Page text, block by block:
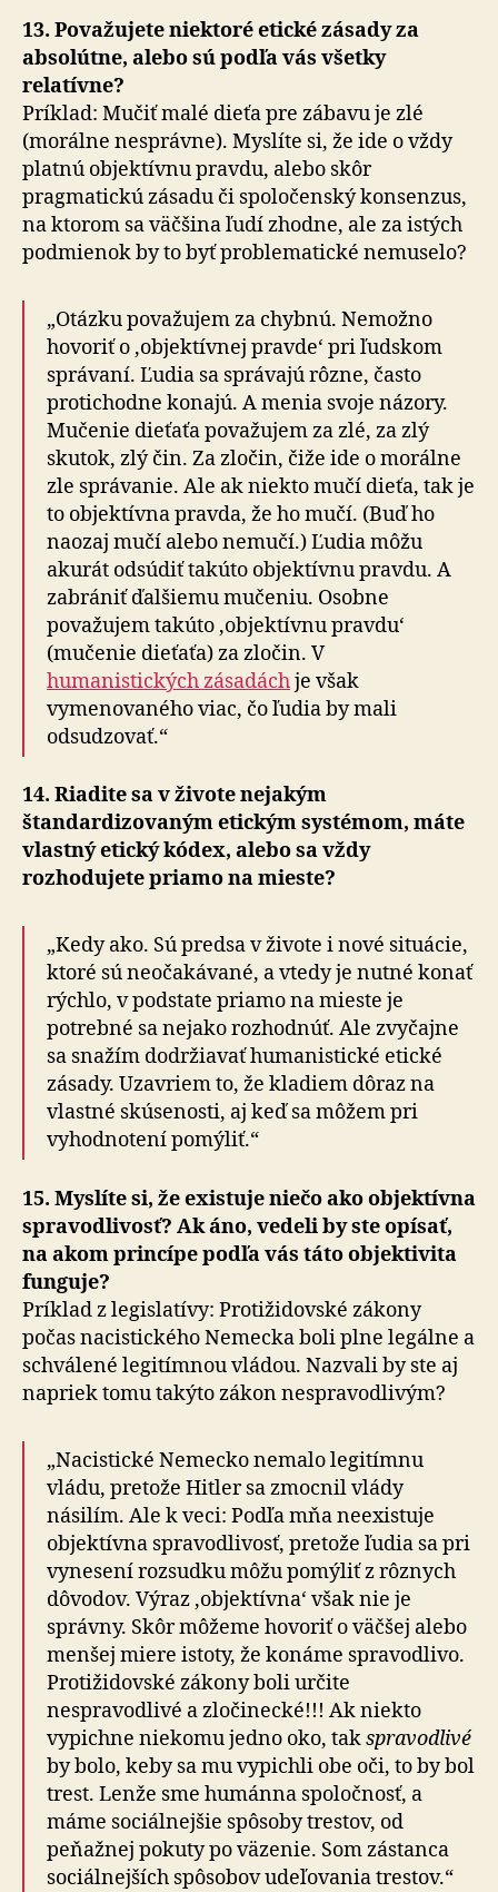
13. Považujete niektoré etické zásady za
absolútne, alebo sú podľa vás všetky
relatívne?
Príklad: Mučiť malé dieťa pre zábavu je zlé
(morálne nesprávne). Myslíte si, že ide o vždy
platnú objektívnu pravdu, alebo skôr
pragmatickú zásadu či spoločenský konsenzus,
na ktorom sa väčšina ľudí zhodne, ale za istých
podmienok by to byť problematické nemuselo?
„Otázku považujem za chybnú. Nemožno
hovoriť o ‚objektívnej pravde‘ pri ľudskom
správaní. Ľudia sa správajú rôzne, často
protichodne konajú. A menia svoje názory.
Mučenie dieťaťa považujem za zlé, za zlý
skutok, zlý čin. Za zločin, čiže ide o morálne
zle správanie. Ale ak niekto mučí dieťa, tak je
to objektívna pravda, že ho mučí. (Buď ho
naozaj mučí alebo nemučí.) Ľudia môžu
akurát odsúdiť takúto objektívnu pravdu. A
zabrániť ďalšiemu mučeniu. Osobne
považujem takúto ‚objektívnu pravdu‘
(mučenie dieťaťa) za zločin. V
humanistických zásadáchje však
vymenovaného viac, čo ľudia by mali
odsudzovať.“
14. Riadite sa v živote nejakým
štandardizovaným etickým systémom, máte
vlastný etický kódex, alebo sa vždy
rozhodujete priamo na mieste?
„Kedy ako. Sú predsa v živote i nové situácie,
ktoré sú neočakávané, a vtedy je nutné konať
rýchlo, v podstate priamo na mieste je
potrebné sa nejako rozhodnúť. Ale zvyčajne
sa snažím dodržiavať humanistické etické
zásady. Uzavriem to, že kladiem dôraz na
vlastné skúsenosti, aj keď sa môžem pri
vyhodnotení pomýliť.“
15. Myslíte si, že existuje niečo ako objektívna
spravodlivosť? Ak áno, vedeli by ste opísať,
na akom princípe podľa vás táto objektivita
funguje?
Príklad z legislatívy: Protižidovské zákony
počas nacistického Nemecka boli plne legálne a
schválené legitímnou vládou. Nazvali by ste aj
napriek tomu takýto zákon nespravodlivým?
„Nacistické Nemecko nemalo legitímnu
vládu, pretože Hitler sa zmocnil vlády
násilím. Ale k veci: Podľa mňa neexistuje
objektívna spravodlivosť, pretože ľudia sa pri
vynesení rozsudku môžu pomýliť z rôznych
dôvodov. Výraz ‚objektívna‘ však nie je
správny. Skôr môžeme hovoriť o väčšej alebo
menšej miere istoty, že konáme spravodlivo.
Protižidovské zákony boli určite
nespravodlivé a zločinecké!!! Ak niekto
vypichne niekomu jedno oko, takspravodlivé
by bolo, keby sa mu vypichli obe oči, to by bol
trest. Lenže sme humánna spoločnosť, a
máme sociálnejšie spôsoby trestov, od
peňažnej pokuty po väzenie. Som zástanca
sociálnejších spôsobov udeľovania trestov.“